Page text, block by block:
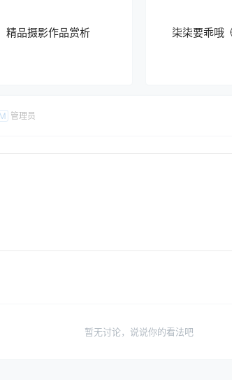
精品摄影作品赏析 柒柒要乖哦
M 管理员
暂无讨论，说说你的看法吧